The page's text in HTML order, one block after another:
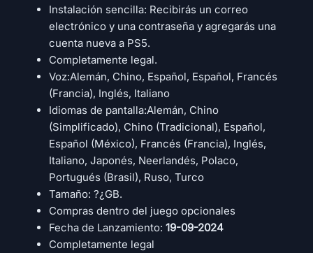
Instalación sencilla: Recibirás un correo
electrónico y una contraseña y agregarás una
cuenta nueva a PS5.
Completamente legal.
Voz:Alemán, Chino, Español, Español, Francés
(Francia), Inglés, Italiano
Idiomas de pantalla:Alemán, Chino
(Simplificado), Chino (Tradicional), Español,
Español (México), Francés (Francia), Inglés,
Italiano, Japonés, Neerlandés, Polaco,
Portugués (Brasil), Ruso, Turco
Tamaño: ?¿GB.
Compras dentro del juego opcionales
Fecha de Lanzamiento: 19-09-2024
Completamente legal